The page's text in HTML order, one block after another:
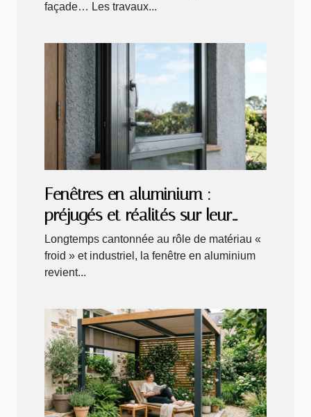
façade… Les travaux...
Fenêtres en aluminium :
préjugés et réalités sur leur
durabilité
Longtemps cantonnée au rôle de matériau «
froid » et industriel, la fenêtre en aluminium
revient...